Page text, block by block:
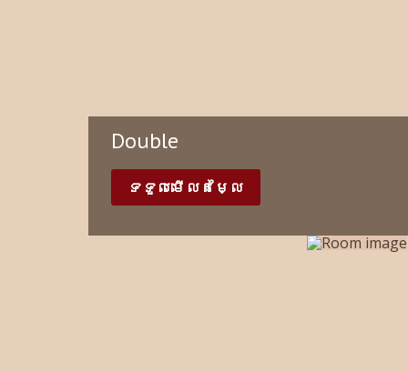
Double
ទទួលមើលតម្លៃ